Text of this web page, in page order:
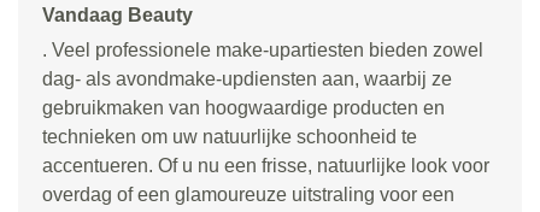
Vandaag Beauty
. Veel professionele make-upartiesten bieden zowel
dag- als avondmake-updiensten aan, waarbij ze
gebruikmaken van hoogwaardige producten en
technieken om uw natuurlijke schoonheid te
accentueren. Of u nu een frisse, natuurlijke look voor
overdag of een glamoureuze uitstraling voor een